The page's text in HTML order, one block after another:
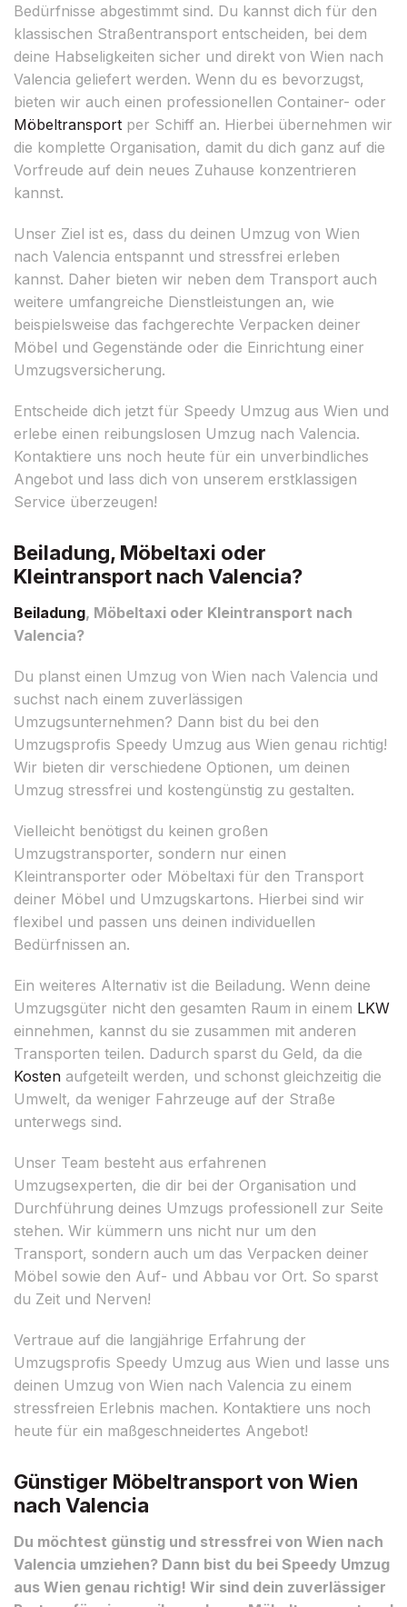
Bedürfnisse abgestimmt sind. Du kannst dich für den
klassischen Straßentransport entscheiden, bei dem
deine Habseligkeiten sicher und direkt von Wien nach
Valencia geliefert werden. Wenn du es bevorzugst,
bieten wir auch einen professionellen Container- oder
Möbeltransport per Schiff an. Hierbei übernehmen wir
die komplette Organisation, damit du dich ganz auf die
Vorfreude auf dein neues Zuhause konzentrieren
kannst.
Unser Ziel ist es, dass du deinen Umzug von Wien
nach Valencia entspannt und stressfrei erleben
kannst. Daher bieten wir neben dem Transport auch
weitere umfangreiche Dienstleistungen an, wie
beispielsweise das fachgerechte Verpacken deiner
Möbel und Gegenstände oder die Einrichtung einer
Umzugsversicherung.
Entscheide dich jetzt für Speedy Umzug aus Wien und
erlebe einen reibungslosen Umzug nach Valencia.
Kontaktiere uns noch heute für ein unverbindliches
Angebot und lass dich von unserem erstklassigen
Service überzeugen!
Beiladung, Möbeltaxi oder
Kleintransport nach Valencia?
Beiladung, Möbeltaxi oder Kleintransport nach
Valencia?
Du planst einen Umzug von Wien nach Valencia und
suchst nach einem zuverlässigen
Umzugsunternehmen? Dann bist du bei den
Umzugsprofis Speedy Umzug aus Wien genau richtig!
Wir bieten dir verschiedene Optionen, um deinen
Umzug stressfrei und kostengünstig zu gestalten.
Vielleicht benötigst du keinen großen
Umzugstransporter, sondern nur einen
Kleintransporter oder Möbeltaxi für den Transport
deiner Möbel und Umzugskartons. Hierbei sind wir
flexibel und passen uns deinen individuellen
Bedürfnissen an.
Ein weiteres Alternativ ist die Beiladung. Wenn deine
Umzugsgüter nicht den gesamten Raum in einem LKW
einnehmen, kannst du sie zusammen mit anderen
Transporten teilen. Dadurch sparst du Geld, da die
Kosten aufgeteilt werden, und schonst gleichzeitig die
Umwelt, da weniger Fahrzeuge auf der Straße
unterwegs sind.
Unser Team besteht aus erfahrenen
Umzugsexperten, die dir bei der Organisation und
Durchführung deines Umzugs professionell zur Seite
stehen. Wir kümmern uns nicht nur um den
Transport, sondern auch um das Verpacken deiner
Möbel sowie den Auf- und Abbau vor Ort. So sparst
du Zeit und Nerven!
Vertraue auf die langjährige Erfahrung der
Umzugsprofis Speedy Umzug aus Wien und lasse uns
deinen Umzug von Wien nach Valencia zu einem
stressfreien Erlebnis machen. Kontaktiere uns noch
heute für ein maßgeschneidertes Angebot!
Günstiger Möbeltransport von Wien
nach Valencia
Du möchtest günstig und stressfrei von Wien nach
Valencia umziehen? Dann bist du bei Speedy Umzug
aus Wien genau richtig! Wir sind dein zuverlässiger